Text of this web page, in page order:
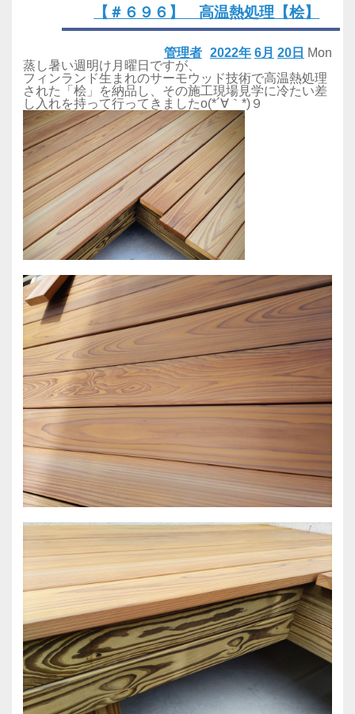
【＃６９６】 高温熱処理【桧】
2022年 6月 20日 Mon
管理者
蒸し暑い週明け月曜日ですが、
フィンランド生まれのサーモウッド技術で高温熱処理
された「桧」を納品し、その施工現場見学に冷たい差
し入れを持って行ってきましたo(*´∀｀*)９